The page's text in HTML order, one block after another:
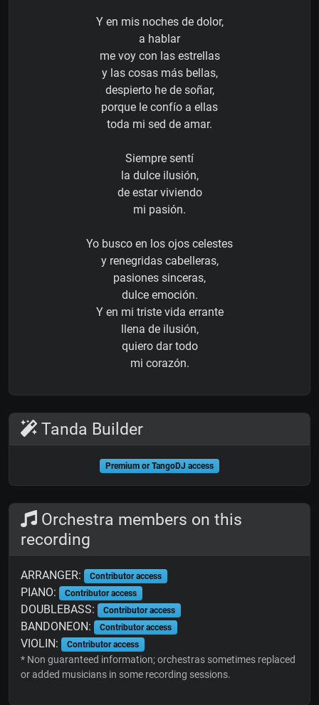
Y en mis noches de dolor,
a hablar
me voy con las estrellas
y las cosas más bellas,
despierto he de soñar,
porque le confío a ellas
toda mi sed de amar.
Siempre sentí
la dulce ilusión,
de estar viviendo
mi pasión.
Yo busco en los ojos celestes
y renegridas cabelleras,
pasiones sinceras,
dulce emoción.
Y en mi triste vida errante
llena de ilusión,
quiero dar todo
mi corazón.
Tanda Builder
Premium or TangoDJ access
Orchestra members on this
recording
ARRANGER: Contributor access
PIANO: Contributor access
DOUBLEBASS: Contributor access
BANDONEON: Contributor access
VIOLIN: Contributor access
* Non guaranteed information; orchestras sometimes replaced
or added musicians in some recording sessions.